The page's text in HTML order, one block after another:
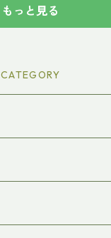
もっと見る
CATEGORY